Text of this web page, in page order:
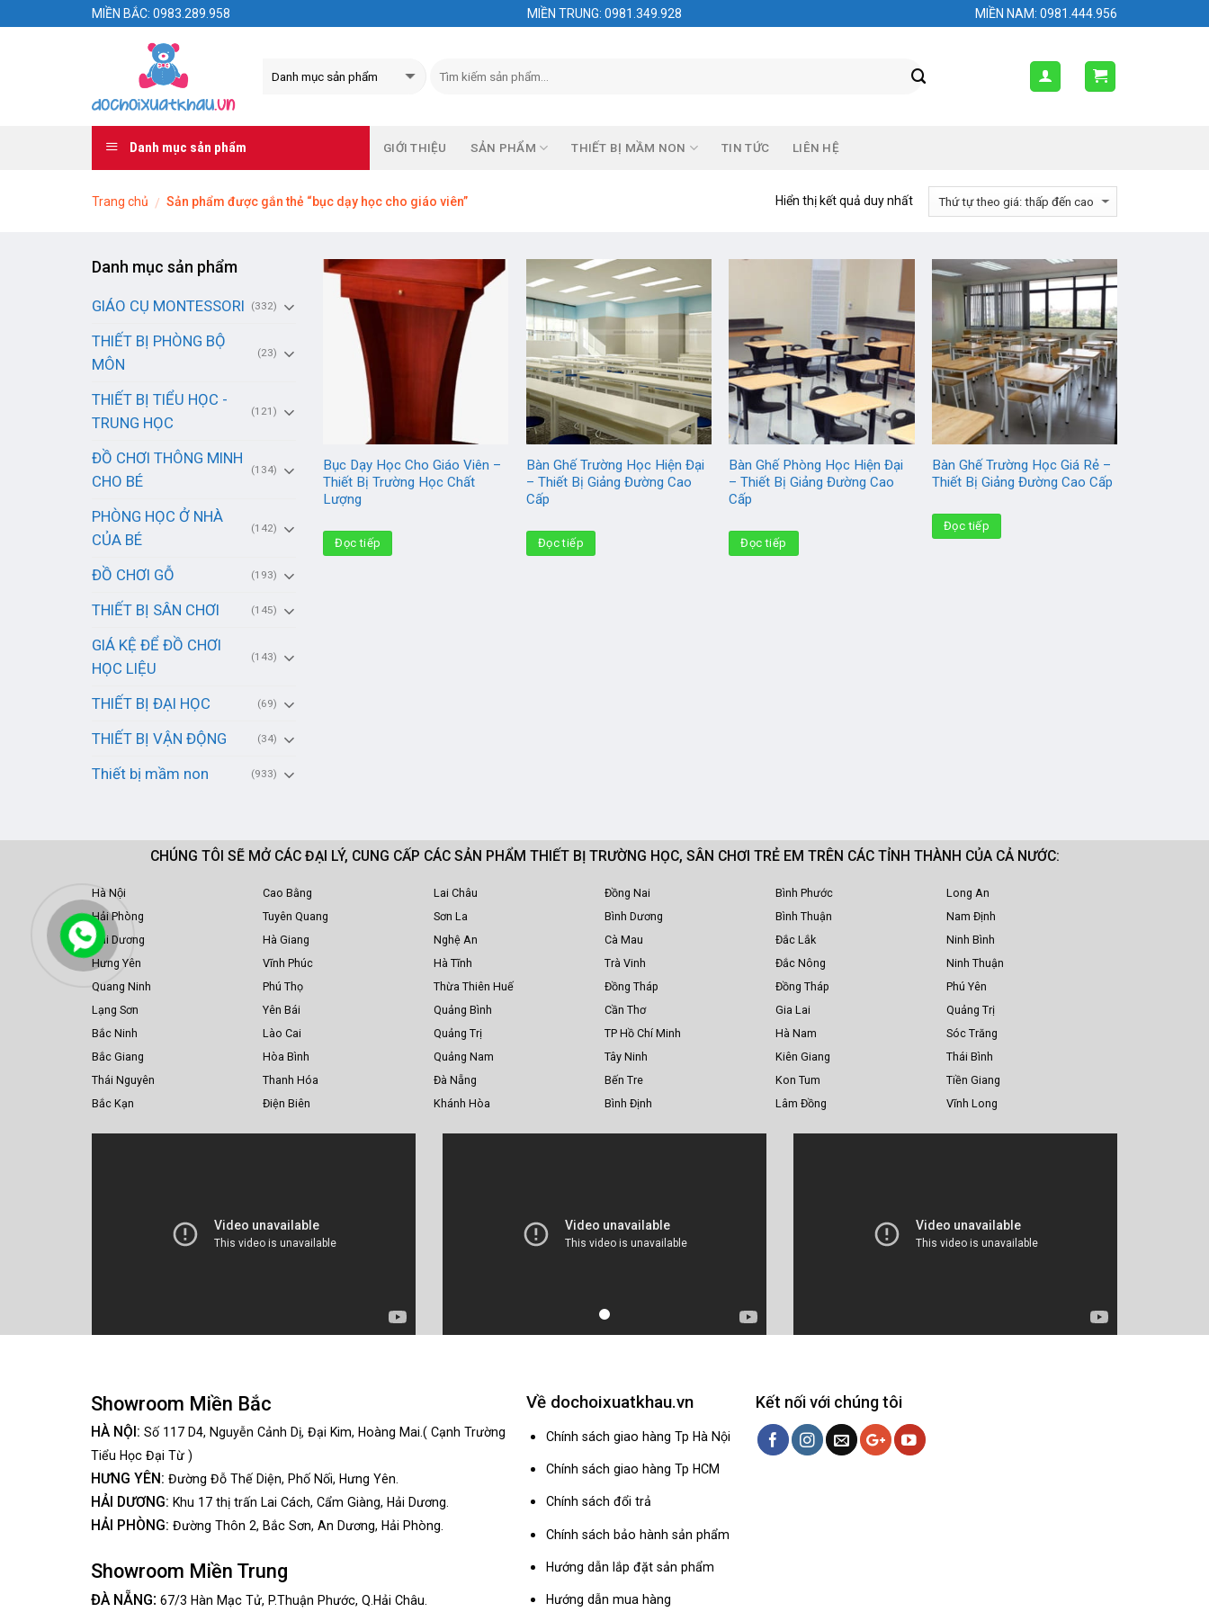
MIỀN BẮC: 0983.289.958 MIỀN TRUNG: 0981.349.928 MIỀN NAM: 0981.444.956
Danh mục sản phẩm GIỚI THIỆU SẢN PHẨM THIẾT BỊ MẦM NON TIN TỨC LIÊN HỆ
Trang chủ / Sản phẩm được gắn thẻ “bục dạy học cho giáo viên” Hiển thị kết quả duy nhất
Danh mục sản phẩm
GIÁO CỤ MONTESSORI (332)
THIẾT BỊ PHÒNG BỘ
MÔN
(23)
THIẾT BỊ TIỂU HỌC -
TRUNG HỌC
(121)
ĐỒ CHƠI THÔNG MINH
CHO BÉ
(134)
PHÒNG HỌC Ở NHÀ
CỦA BÉ
(142)
ĐỒ CHƠI GỖ (193)
THIẾT BỊ SÂN CHƠI (145)
GIÁ KỆ ĐỂ ĐỒ CHƠI
HỌC LIỆU
(143)
THIẾT BỊ ĐẠI HỌC (69)
THIẾT BỊ VẬN ĐỘNG (34)
Thiết bị mầm non (933)
Bục Dạy Học Cho Giáo Viên –
Thiết Bị Trường Học Chất
Lượng
Đọc tiếp
Bàn Ghế Trường Học Hiện Đại
– Thiết Bị Giảng Đường Cao
Cấp
Đọc tiếp
Bàn Ghế Phòng Học Hiện Đại
– Thiết Bị Giảng Đường Cao
Cấp
Đọc tiếp
Bàn Ghế Trường Học Giá Rẻ –
Thiết Bị Giảng Đường Cao Cấp
Đọc tiếp
CHÚNG TÔI SẼ MỞ CÁC ĐẠI LÝ, CUNG CẤP CÁC SẢN PHẨM THIẾT BỊ TRƯỜNG HỌC, SÂN CHƠI TRẺ EM TRÊN CÁC TỈNH THÀNH CỦA CẢ NƯỚC:
Hà Nội
Hải Phòng
Hải Dương
Hưng Yên
Quang Ninh
Lạng Sơn
Bắc Ninh
Bắc Giang
Thái Nguyên
Bắc Kạn
Cao Bằng
Tuyên Quang
Hà Giang
Vĩnh Phúc
Phú Thọ
Yên Bái
Lào Cai
Hòa Bình
Thanh Hóa
Điện Biên
Lai Châu
Sơn La
Nghệ An
Hà Tĩnh
Thừa Thiên Huế
Quảng Bình
Quảng Trị
Quảng Nam
Đà Nẵng
Khánh Hòa
Đồng Nai
Bình Dương
Cà Mau
Trà Vinh
Đồng Tháp
Cần Thơ
TP Hồ Chí Minh
Tây Ninh
Bến Tre
Bình Định
Bình Phước
Bình Thuận
Đắc Lắk
Đắc Nông
Đồng Tháp
Gia Lai
Hà Nam
Kiên Giang
Kon Tum
Lâm Đồng
Long An
Nam Định
Ninh Bình
Ninh Thuận
Phú Yên
Quảng Trị
Sóc Trăng
Thái Bình
Tiền Giang
Vĩnh Long
Showroom Miền Bắc
HÀ NỘI: Số 117 D4, Nguyễn Cảnh Dị, Đại Kim, Hoàng Mai.( Cạnh Trường
Tiểu Học Đại Từ )
HƯNG YÊN: Đường Đỗ Thế Diện, Phố Nối, Hưng Yên.
HẢI DƯƠNG: Khu 17 thị trấn Lai Cách, Cẩm Giàng, Hải Dương.
HẢI PHÒNG: Đường Thôn 2, Bắc Sơn, An Dương, Hải Phòng.
Showroom Miền Trung
ĐÀ NẴNG: 67/3 Hàn Mạc Tử, P.Thuận Phước, Q.Hải Châu.
Về dochoixuatkhau.vn
Chính sách giao hàng Tp Hà Nội
Chính sách giao hàng Tp HCM
Chính sách đổi trả
Chính sách bảo hành sản phẩm
Hướng dẫn lắp đặt sản phẩm
Hướng dẫn mua hàng
Kết nối với chúng tôi